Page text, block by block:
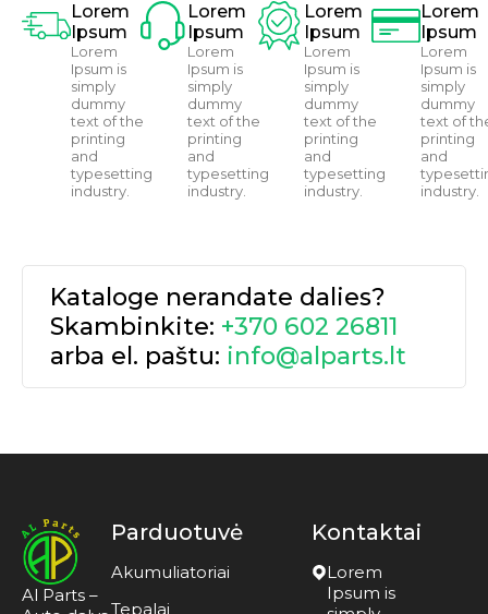
Lorem
Ipsum
Lorem
Ipsum is
simply
dummy
text of the
printing
and
typesetting
industry.
Lorem
Ipsum
Lorem
Ipsum is
simply
dummy
text of the
printing
and
typesetting
industry.
Lorem
Ipsum
Lorem
Ipsum is
simply
dummy
text of the
printing
and
typesetting
industry.
Lorem
Ipsum
Lorem
Ipsum is
simply
dummy
text of
printing
and
industry.
Kataloge nerandate dalies?
Skambinkite: +370 602 26811
arba el. paštu: info@alparts.lt
Al Parts –
Parduotuvė
Akumuliatoriai
Tepalai
Kontaktai
Lorem
Ipsum is